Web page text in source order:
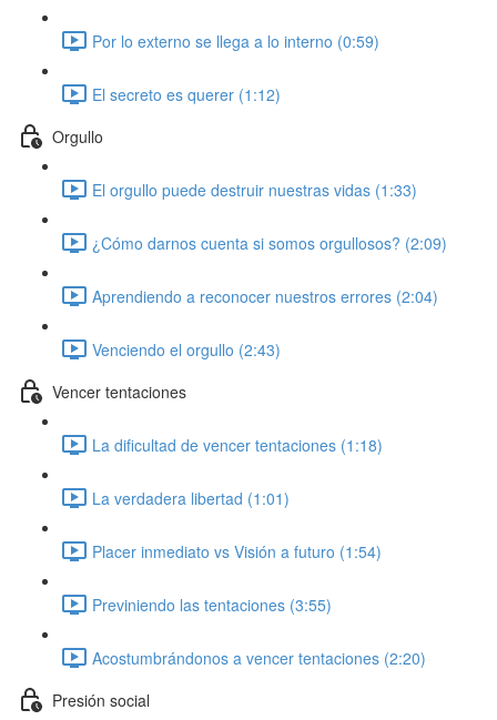
Por lo externo se llega a lo interno (0:59)
El secreto es querer (1:12)
Orgullo
El orgullo puede destruir nuestras vidas (1:33)
¿Cómo darnos cuenta si somos orgullosos? (2:09)
Aprendiendo a reconocer nuestros errores (2:04)
Venciendo el orgullo (2:43)
Vencer tentaciones
La dificultad de vencer tentaciones (1:18)
La verdadera libertad (1:01)
Placer inmediato vs Visión a futuro (1:54)
Previniendo las tentaciones (3:55)
Acostumbrándonos a vencer tentaciones (2:20)
Presión social